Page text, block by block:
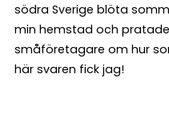
södra Sverige blöta
min hemstad och
småföretagare om hur
här svaren fick jag!